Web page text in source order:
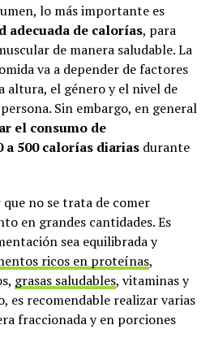
lo más importante es
adecuada de calorías, para
de manera saludable. La
va a depender de factores
altura, el género y el nivel de
Sin embargo, en general
el consumo de
a 500 calorías diarias durante
no se trata de comer
en grandes cantidades. Es
sea equilibrada y
ricos en proteínas,
grasas saludables, vitaminas y
es recomendable realizar varias
fraccionada y en porciones